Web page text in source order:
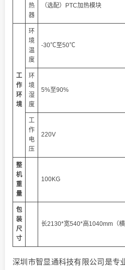
热
器
（选配）PTC加热模块
工
作
环
境
环
境
温
度
-30℃至50℃
环
境
湿
度
5%至90%
工
作
电
压
220V
整
机
重
量
100KG
包
装
尺
寸
长2130*宽540*高1040mm（横
深圳市智显通科技有限公司是专